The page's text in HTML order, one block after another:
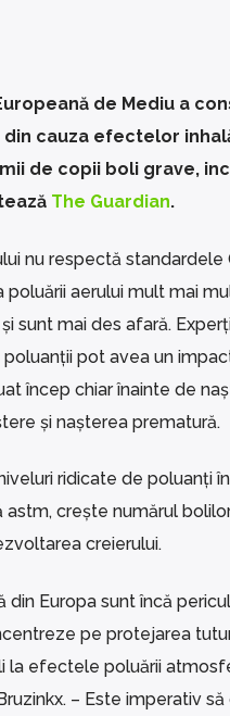
de Mediu a
cauza efectelor
de copii boli grave,
The Guardian.
nu respectă standardele
aerului mult mai
sunt mai des afară.
pot avea un
încep chiar înainte de
și nașterea prematură.
ridicate de poluanți
crește numărul
creierului.
Europa sunt încă
pe protejarea
la efectele poluării
– Este imperativ